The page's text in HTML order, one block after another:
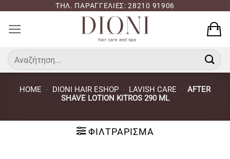
περιεχόμενο
ΤΗΛ. ΠΑΡΑΓΓΕΛΙΕΣ: 28210 91906
Αναζήτηση
για:
HOME - DIONI HAIR ESHOP - LAVISH CARE - AFTER
SHAVE LOTION KITROS 290 ML
ΦΙΛΤΡΆΡΙΣΜΑ